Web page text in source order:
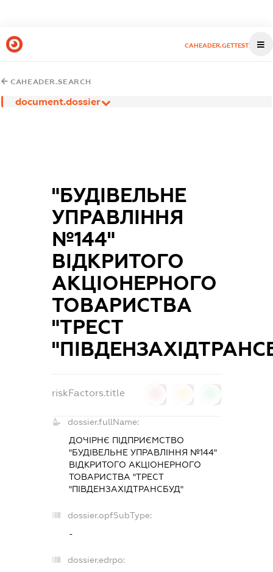
CAHEADER.GETTEST
CAHEADER.SEARCH
document.dossier
"БУДІВЕЛЬНЕ
УПРАВЛІННЯ
№144"
ВІДКРИТОГО
АКЦІОНЕРНОГО
ТОВАРИСТВА
"ТРЕСТ
riskFactors.title
dossier.fullName:
ДОЧІРНЄ ПІДПРИЄМСТВО
"БУДІВЕЛЬНЕ УПРАВЛІННЯ №144"
ВІДКРИТОГО АКЦІОНЕРНОГО
ТОВАРИСТВА "ТРЕСТ
"ПІВДЕНЗАХІДТРАНСБУД"
dossier.opfSubType:
-
dossier.edrpo: